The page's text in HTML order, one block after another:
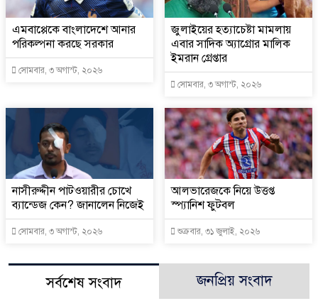
এমবাপ্পেকে বাংলাদেশে আনার
পরিকল্পনা করছে সরকার
সোমবার, ৩ অগাস্ট, ২০২৬
জুলাইয়ের হত্যাচেষ্টা মামলায়
এবার সাদিক অ্যাগ্রোর মালিক
ইমরান গ্রেপ্তার
সোমবার, ৩ অগাস্ট, ২০২৬
নাসীরুদ্দীন পাটওয়ারীর চোখে
ব্যান্ডেজ কেন? জানালেন নিজেই
সোমবার, ৩ অগাস্ট, ২০২৬
আলভারেজকে নিয়ে উত্তপ্ত
স্প্যানিশ ফুটবল
শুক্রবার, ৩১ জুলাই, ২০২৬
সর্বশেষ সংবাদ জনপ্রিয় সংবাদ